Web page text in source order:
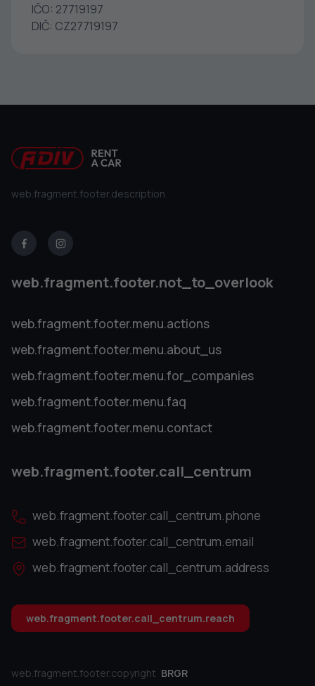
IČO: 27719197
DIČ: CZ27719197
web.fragment.footer.description
web.fragment.footer.not_to_overlook
web.fragment.footer.menu.actions
web.fragment.footer.menu.about_us
web.fragment.footer.menu.for_companies
web.fragment.footer.menu.faq
web.fragment.footer.menu.contact
web.fragment.footer.call_centrum
web.fragment.footer.call_centrum.phone
web.fragment.footer.call_centrum.email
web.fragment.footer.call_centrum.address
web.fragment.footer.call_centrum.reach
web.fragment.footer.copyright BRGR